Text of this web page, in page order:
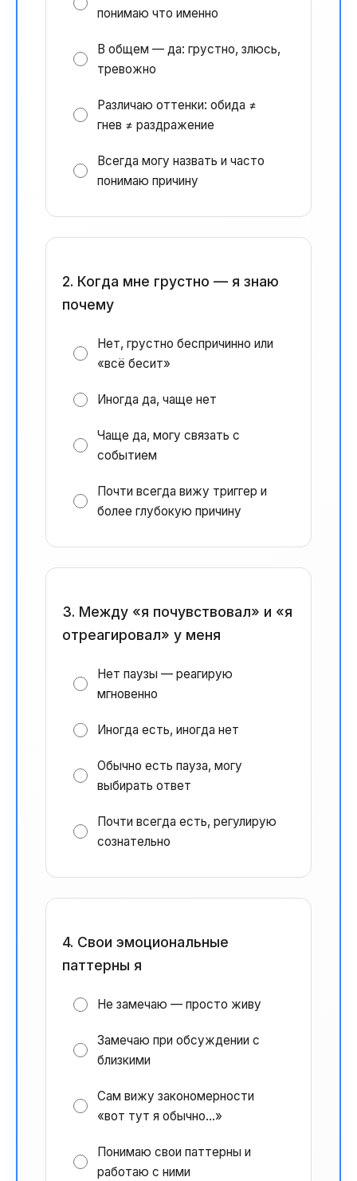
понимаю что именно
В общем — да: грустно, злюсь,
тревожно
Различаю оттенки: обида ≠
гнев ≠ раздражение
Всегда могу назвать и часто
понимаю причину
2. Когда мне грустно — я знаю
почему
Нет, грустно беспричинно или
«всё бесит»
Иногда да, чаще нет
Чаще да, могу связать с
событием
Почти всегда вижу триггер и
более глубокую причину
3. Между «я почувствовал» и «я
отреагировал» у меня
Нет паузы — реагирую
мгновенно
Иногда есть, иногда нет
Обычно есть пауза, могу
выбирать ответ
Почти всегда есть, регулирую
сознательно
4. Свои эмоциональные
паттерны я
Не замечаю — просто живу
Замечаю при обсуждении с
близкими
Сам вижу закономерности
«вот тут я обычно...»
Понимаю свои паттерны и
работаю с ними